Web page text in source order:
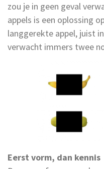
zou je in geen geval
appels is een oplossing
langgerekte appel, juist
verwacht immers twee
Eerst vorm, dan kennis